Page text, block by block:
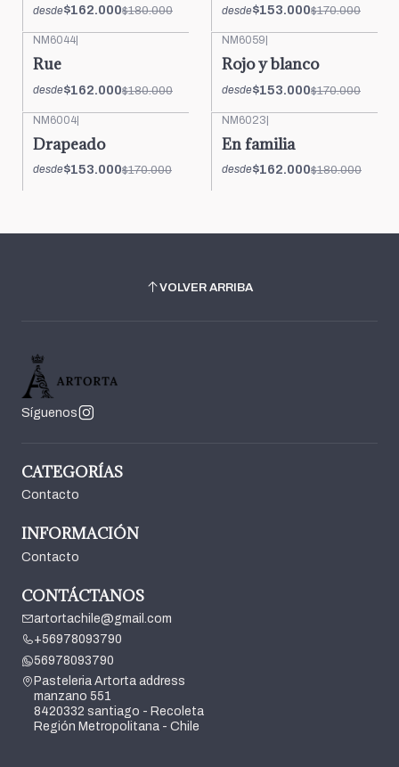
desde$162.000$180.000 desde$153.000$170.000
NM6044
Rue
desde$162.000$180.000
NM6059
Rojo y blanco
desde$153.000$170.000
NM6004|
Drapeado
desde$153.000$170.000
NM6023|
En familia
desde$162.000$180.000
VOLVER ARRIBA
Síguenos
CATEGORÍAS
Contacto
INFORMACIÓN
Contacto
CONTÁCTANOS
artortachile@gmail.com
+56978093790
56978093790
Pasteleria Artorta address
manzano 551
8420332 santiago - Recoleta
Región Metropolitana - Chile